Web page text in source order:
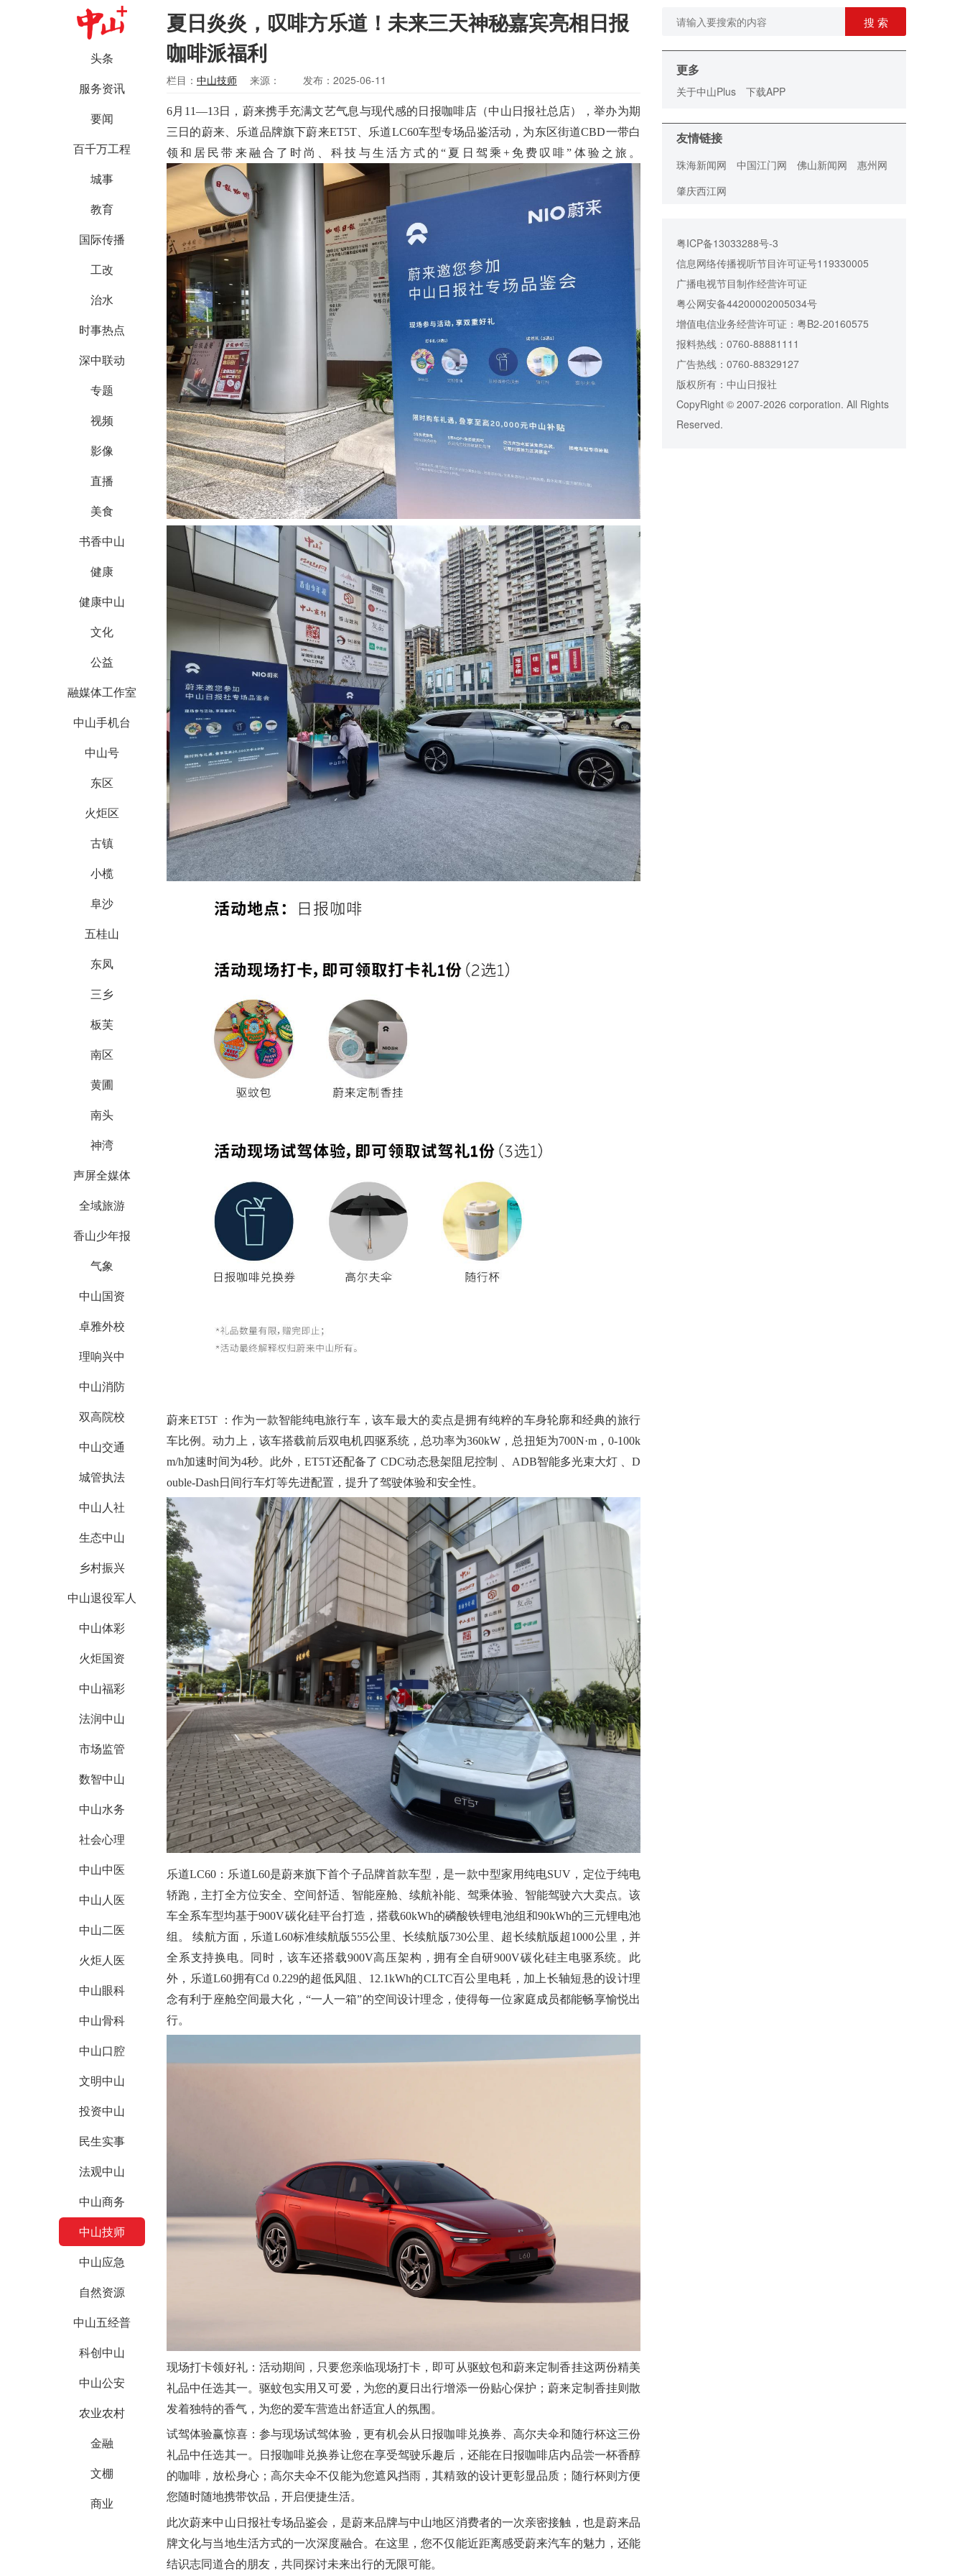
头条
服务资讯
要闻
百千万工程
城事
教育
国际传播
工改
治水
时事热点
深中联动
专题
视频
影像
直播
美食
书香中山
健康
健康中山
文化
公益
融媒体工作室
中山手机台
中山号
东区
火炬区
古镇
小榄
阜沙
五桂山
东凤
三乡
板芙
南区
黄圃
南头
神湾
声屏全媒体
全域旅游
香山少年报
气象
中山国资
卓雅外校
理响兴中
中山消防
双高院校
中山交通
城管执法
中山人社
生态中山
乡村振兴
中山退役军人
中山体彩
火炬国资
中山福彩
法润中山
市场监管
数智中山
中山水务
社会心理
中山中医
中山人医
中山二医
火炬人医
中山眼科
中山骨科
中山口腔
文明中山
投资中山
民生实事
法观中山
中山商务
中山技师
中山应急
自然资源
中山五经普
科创中山
中山公安
农业农村
金融
文棚
商业
夏日炎炎，叹啡方乐道！未来三天神秘嘉宾亮相日报
咖啡派福利
栏目： 中山技师 来源： 发布：2025-06-11
6月 11—13日， 蔚来携手充满文艺气息与现代感的 日报咖啡店（中山日报社总店），举办为期
三日的蔚来、乐道品牌旗下蔚来ET5T、乐道LC60车型专场品鉴活动，为东区街道CBD一带白
领和居民带来融合了时尚、科技与生活方式的“夏日驾乘 +免费叹啡”体验之旅。
蔚来ET5T ：作为一款智能纯电旅行车，该车最大的卖点是拥有纯粹的车身轮廓和经典的旅行
车比例。动力上，该车搭载前后双电机四驱系统，总功率为360kW ，总扭矩为700N·m，0-100k
m/h加速时间为4秒。此外，ET5T还配备了CDC动态悬架阻尼控制 、 ADB智能多光束大灯 、D
ouble-Dash 日间行车灯等先进配置，提升了驾驶体验和安全性。
乐道LC60 ： 乐道L60是蔚来旗下首个子品牌首款车型，是一款中型家用纯电SUV ，定位于纯电
轿跑 ，主打全方位安全、空间舒适 智能座舱、续航补能、驾乘体验、智能驾驶六大卖点。该
车全系车型均基于900V碳化硅平台打造，搭载60kWh的磷酸铁锂电池组和90kWh的三元锂电池
组。 续航方面，乐道L60标准续航版 555公里、长续航版730公里、超长续航版超1000公里，并
全系支持换电。同时，该车还搭载900V高压架构，拥有全自研900V碳化硅主电驱系统。此
外，乐道L60拥有Cd 0.229的超低风阻、 12.1kWh的CLTC百公里电耗 ，加上长轴短悬的设计理
念有利于座舱空间最大化， “一人一箱”的空间设计理念，使得每一位家庭成员都能畅享愉悦出
行。
现场打卡领好礼： 活动期间，只要您亲临现场打卡，即可从驱蚊包和蔚来定制香挂这两份精美
礼品中任选其一。驱蚊包实用又可爱，为您的夏日出行增添一份贴心保护；蔚来定制香挂则散
发着独特的香气，为您的爱车营造出舒适宜人的氛围。
试驾体验赢惊喜： 参与现场试驾体验，更有机会从日报咖啡兑换券、高尔夫伞和随行杯这三份
礼品中任选其一。日报咖啡兑换券让您在享受驾驶乐趣后，还能在日报咖啡店内品尝一杯香醇
的咖啡，放松身心；高尔夫伞不仅能为您遮风挡雨，其精致的设计更彰显品质；随行杯则方便
您随时随地携带饮品，开启便捷生活。
此次蔚来中山日报社专场品鉴会，是蔚来品牌与中山地区消费者的一次亲密接触，也是蔚来品
牌文化与当地生活方式的一次深度融合。在这里，您不仅能近距离感受蔚来汽车的魅力，还能
结识志同道合的朋友，共同探讨未来出行的无限可能。
搜 索
更多
关于中山Plus 下载APP
友情链接
珠海新闻网 中国江门网 佛山新闻网
惠州网
肇庆西江网
粤ICP备13033288号-3
信息网络传播视听节目许可证号119330005
广播电视节目制作经营许可证
粤公网安备44200002005034号
增值电信业务经营许可证：粤B2-20160575
报料热线：0760-88881111
广告热线：0760-88329127
版权所有：中山日报社
CopyRight © 2007-2026 corporation. All Rights
Reserved.